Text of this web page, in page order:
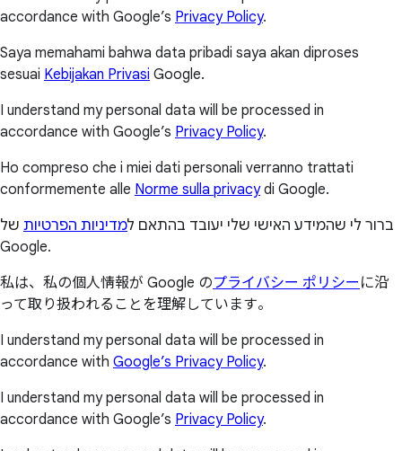
accordance with Google’s Privacy Policy.
Saya memahami bahwa data pribadi saya akan diproses
sesuai Kebijakan Privasi Google.
I understand my personal data will be processed in
accordance with Google’s Privacy Policy.
Ho compreso che i miei dati personali verranno trattati
conformemente alle Norme sulla privacydi Google.
ברור לי שהמידע האישי שלי יעובד בהתאם למדיניות הפרטיות של
Google.
私は、私の個人情報が Google のプライバシー ポリシー に沿
って取り扱われることを理解しています。
I understand my personal data will be processed in
accordance with Google’s Privacy Policy.
I understand my personal data will be processed in
accordance with Google’s Privacy Policy.